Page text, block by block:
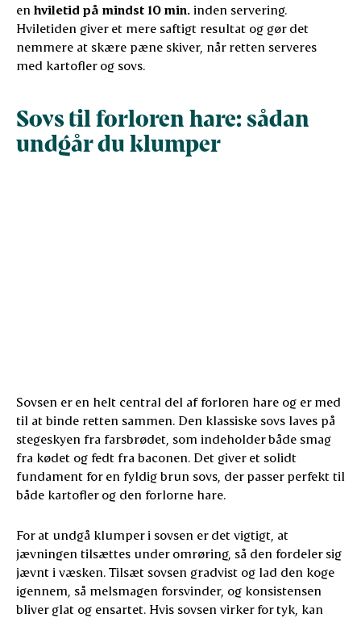
en hviletid på mindst 10 min.inden servering.
Hviletiden giver et mere saftigt resultat og gør det
nemmere at skære pæne skiver, når retten serveres
med kartofler og sovs.
Sovs til forloren hare: sådan
undgår du klumper
Sovsen er en helt central del af forloren hare og er med
til at binde retten sammen. Den klassiske sovs laves på
stegeskyen fra farsbrødet, som indeholder både smag
fra kødet og fedt fra baconen. Det giver et solidt
fundament for en fyldig brun sovs, der passer perfekt til
både kartofler og den forlorne hare.
For at undgå klumper i sovsen er det vigtigt, at
jævningen tilsættes under omrøring, så den fordeler sig
jævnt i væsken. Tilsæt sovsen gradvist og lad den koge
igennem, så melsmagen forsvinder, og konsistensen
bliver glat og ensartet. Hvis sovsen virker for tyk, kan